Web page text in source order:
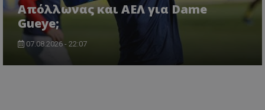
Απόλλωνας και ΑΕΛ για Dame
Gueye;
07.08.2026 - 22:07